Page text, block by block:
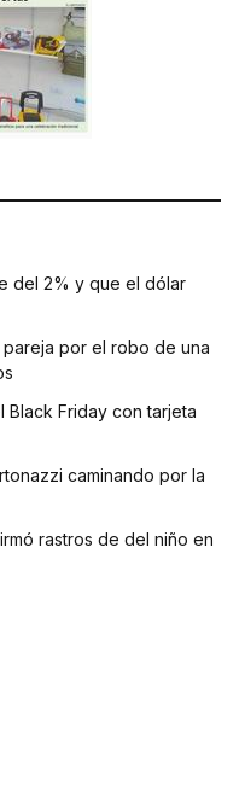
del 2% y que el dólar
por el robo de una
Black Friday con tarjeta
caminando por la
rastros de del niño en